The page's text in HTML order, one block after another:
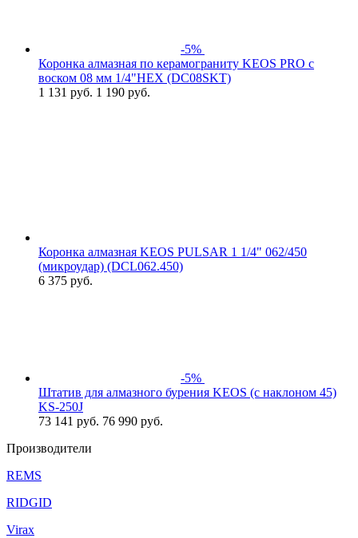
-5%
Коронка алмазная по керамограниту KEOS PRO с
воском 08 мм 1/4"HEX (DC08SKT)
1 131 руб. 1 190 руб.
Коронка алмазная KEOS PULSAR 1 1/4" 062/450
(микроудар) (DCL062.450)
6 375 руб.
-5%
Штатив для алмазного бурения KEOS (с наклоном 45)
KS-250J
73 141 руб. 76 990 руб.
Производители
REMS
RIDGID
Virax